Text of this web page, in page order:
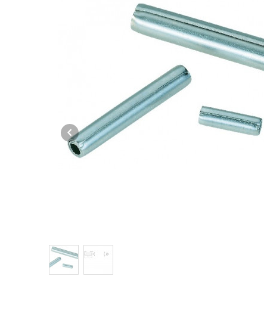
panier